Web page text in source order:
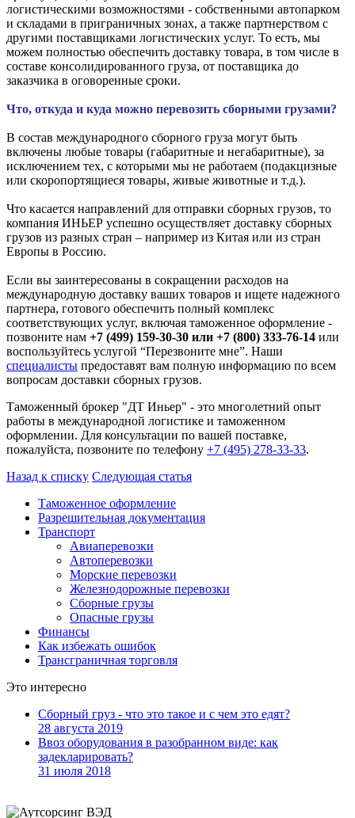
логистическими возможностями - собственными автопарком
и складами в приграничных зонах, а также партнерством с
другими поставщиками логистических услуг. То есть, мы
можем полностью обеспечить доставку товара, в том числе в
составе консолидированного груза, от поставщика до
заказчика в оговоренные сроки.
Что, откуда и куда можно перевозить сборными грузами?
В состав международного сборного груза могут быть
включены любые товары (габаритные и негабаритные), за
исключением тех, с которыми мы не работаем (подакцизные
или скоропортящиеся товары, живые животные и т.д.).
Что касается направлений для отправки сборных грузов, то
компания ИНЬЕР успешно осуществляет доставку сборных
грузов из разных стран – например из Китая или из стран
Европы в Россию.
Если вы заинтересованы в сокращении расходов на
международную доставку ваших товаров и ищете надежного
партнера, готового обеспечить полный комплекс
соответствующих услуг, включая таможенное оформление -
позвоните нам +7 (499) 159-30-30 или +7 (800) 333-76-14 или
воспользуйтесь услугой “Перезвоните мне”. Наши
специалисты предоставят вам полную информацию по всем
вопросам доставки сборных грузов.
Таможенный брокер "ДТ Иньер" - это многолетний опыт
работы в международной логистике и таможенном
оформлении. Для консультации по вашей поставке,
пожалуйста, позвоните по телефону +7 (495) 278-33-33.
Назад к списку Следующая статья
Таможенное оформление
Разрешительная документация
Транспорт
Авиаперевозки
Автоперевозки
Морские перевозки
Железнодорожные перевозки
Сборные грузы
Опасные грузы
Финансы
Как избежать ошибок
Трансграничная торговля
Это интересно
Сборный груз - что это такое и с чем это едят?
28 августа 2019
Ввоз оборудования в разобранном виде: как
задекларировать?
31 июля 2018